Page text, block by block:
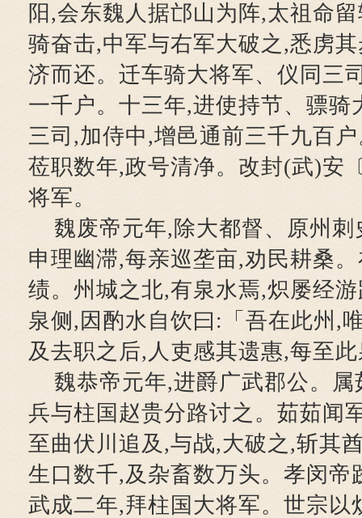
阳,会东魏人据邙山为阵,太祖命
骑奋击,中军与右军大破之,悉虏
济而还。迁车骑大将军、仪同三
一千户。十三年,进使持节、骠骑
三司,加侍中,增邑通前三千九百
莅职数年,政号清净。改封(武)安
将军。
魏废帝元年,除大都督、原州
申理幽滞,每亲巡垄亩,劝民耕桑
绩。州城之北,有泉水焉,炽屡经
泉侧,因酌水自饮曰:「吾在此州,
及去职之后,人吏感其遗惠,每至
魏恭帝元年,进爵广武郡公。
兵与柱国赵贵分路讨之。茹茹闻
至曲伏川追及,与战,大破之,斩其
生口数千,及杂畜数万头。孝闵帝
武成二年,拜柱国大将军。世宗以